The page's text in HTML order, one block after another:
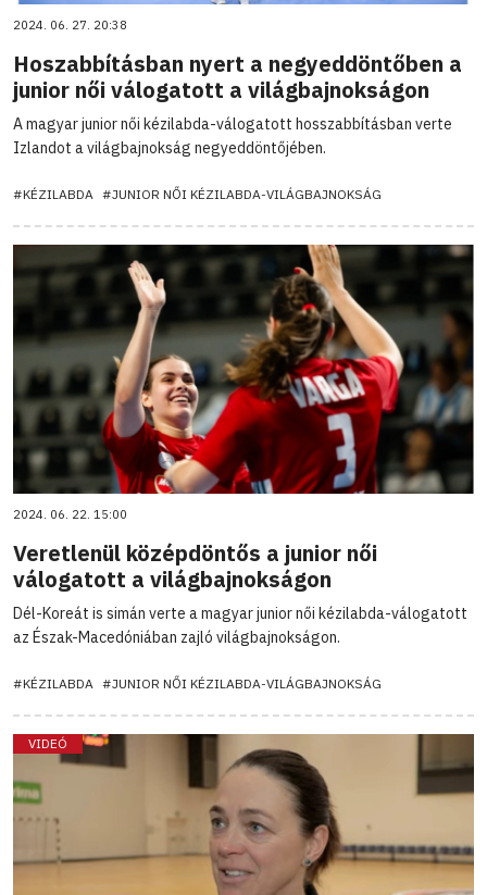
2024. 06. 27. 20:38
Hoszabbításban nyert a negyeddöntőben a
junior női válogatott a világbajnokságon
A magyar junior női kézilabda-válogatott hosszabbításban verte
Izlandot a világbajnokság negyeddöntőjében.
#KÉZILABDA #JUNIOR NŐI KÉZILABDA-VILÁGBAJNOKSÁG
2024. 06. 22. 15:00
Veretlenül középdöntős a junior női
válogatott a világbajnokságon
Dél-Koreát is simán verte a magyar junior női kézilabda-válogatott
az Észak-Macedóniában zajló világbajnokságon.
#KÉZILABDA #JUNIOR NŐI KÉZILABDA-VILÁGBAJNOKSÁG
VIDEÓ